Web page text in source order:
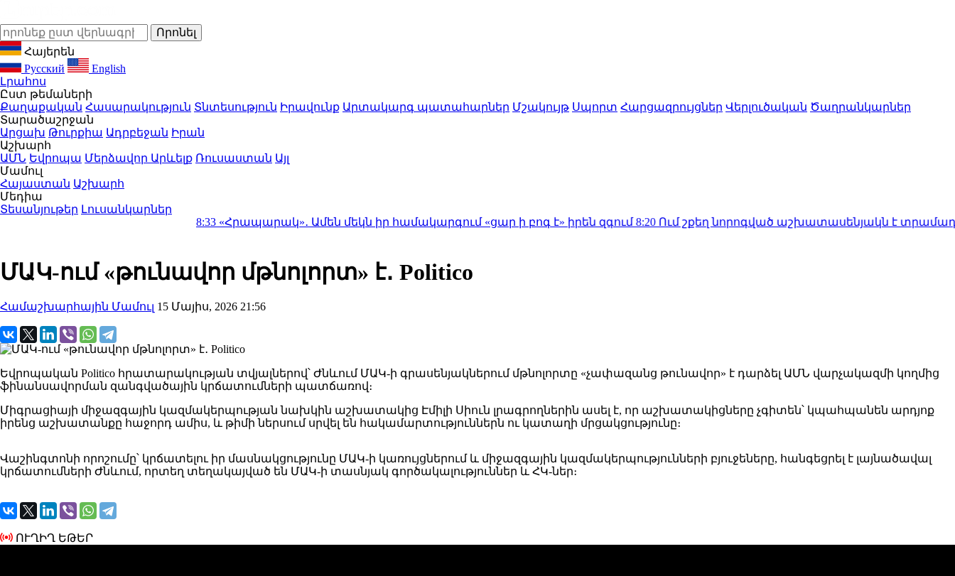
Հայերեն
Русский
English
Լրահոս
Ըստ թեմաների
Քաղաքական Հասարակություն Տնտեսություն Իրավունք Արտակարգ պատահարներ Մշակույթ Սպորտ Հարցազրույցներ Վերլուծական Ծաղրանկարներ
Տարածաշրջան
Արցախ Թուրքիա Ադրբեջան Իրան
Աշխարհ
ԱՄՆ Եվրոպա Մերձավոր Արևելք Ռուսաստան Այլ
Մամուլ
Հայաստան Աշխարհ
Մեդիա
Տեսանյութեր Լուսանկարներ
«Հրապարակ»․ Ամեն մեկն իր համակարգում «ցար ի բոգ է» իրեն զգում 8:20Ում շքեղ նորոգված աշխատասենյակն է տրամադրվել Արայիկ
ՄԱԿ-ում «թունավոր մթնոլորտ» է․ Politico
Համաշխարհային Մամուլ 15 Մայիս, 2026 21:56
Եվրոպական Politico հրատարակության տվյալներով՝ Ժնևում ՄԱԿ-ի գրասենյակներում մթնոլորտը «չափազանց թունավոր» է դարձել ԱՄՆ վարչակազմի կողմից
ֆինանսավորման զանգվածային կրճատումների պատճառով։
Միգրացիայի միջազգային կազմակերպության նախկին աշխատակից Էմիլի Սիուն լրագրողներին ասել է, որ աշխատակիցները չգիտեն՝ կպահպանեն արդյոք
իրենց աշխատանքը հաջորդ ամիս, և թիմի ներսում սրվել են հակամարտություններն ու կատաղի մրցակցությունը։
Վաշինգտոնի որոշումը՝ կրճատելու իր մասնակցությունը ՄԱԿ-ի կառույցներում և միջազգային կազմակերպությունների բյուջեները, հանգեցրել է լայնածավալ
կրճատումների Ժնևում, որտեղ տեղակայված են ՄԱԿ-ի տասնյակ գործակալություններ և ՀԿ-ներ։
ՈՒՂԻՂ ԵԹԵՐ